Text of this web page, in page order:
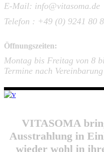
E-Mail: info@vitasoma.de
Telefon : +49 (0) 9241 80
Öffnungszeiten:
Montag bis Freitag von 8
Termine nach Vereinbarung
VITASOMA
Ausstrahlung in
wieder wohl in